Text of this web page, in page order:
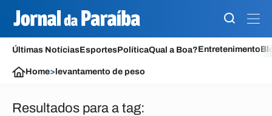
Últimas NotíciasEsportesPolíticaQual a Boa?Entretenimento
Home> levantamento de peso
Resultados para a tag: